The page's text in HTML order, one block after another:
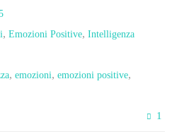
,Emozioni Positive,Intelligenza
,emozioni,emozioni positive,
1